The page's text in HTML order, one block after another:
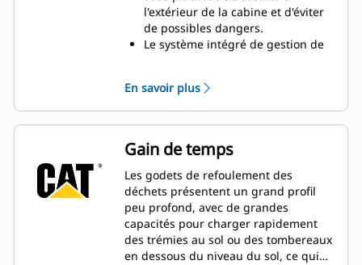
l'extérieur de la cabine et d'éviter
de possibles dangers.
Le système intégré de gestion de
option alerte le conducteur, en lui
indiquant des instructions
d'entretien ainsi que les pièces
nécessaires, de manière à éviter
toute immobilisation inutile.
Le système de navigation globale
par satellite (GNSS) à antenne
unique en option vous offre un
guidage visuel et audio sur la
pente.
Le relais auxiliaire en option
En savoir plus
Gain de temps
Les godets de refoulement des
déchets présentent un grand profil
peu profond, avec de grandes
capacités pour charger rapidement
des trémies au sol ou des tombereaux
en dessous du niveau du sol, ce qui